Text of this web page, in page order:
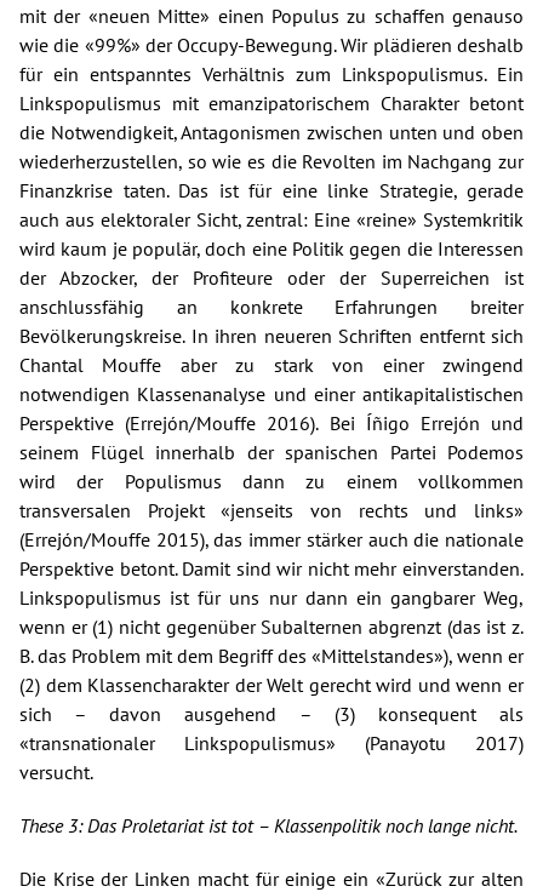
mit der «neuen Mitte» einen Populus zu schaffen genauso
wie die «99%» der Occupy-Bewegung. Wir plädieren deshalb
für ein entspanntes Verhältnis zum Linkspopulismus. Ein
Linkspopulismus mit emanzipatorischem Charakter betont
die Notwendigkeit, Antagonismen zwischen unten und oben
wiederherzustellen, so wie es die Revolten im Nachgang zur
Finanzkrise taten. Das ist für eine linke Strategie, gerade
auch aus elektoraler Sicht, zentral: Eine «reine» Systemkritik
wird kaum je populär, doch eine Politik gegen die Interessen
der Abzocker, der Profiteure oder der Superreichen ist
anschlussfähig an konkrete Erfahrungen breiter
Bevölkerungskreise. In ihren neueren Schriften entfernt sich
Chantal Mouffe aber zu stark von einer zwingend
notwendigen Klassenanalyse und einer antikapitalistischen
Perspektive (Errejón/Mouffe 2016). Bei Íñigo Errejón und
seinem Flügel innerhalb der spanischen Partei Podemos
wird der Populismus dann zu einem vollkommen
transversalen Projekt «jenseits von rechts und links»
(Errejón/Mouffe 2015), das immer stärker auch die nationale
Perspektive betont. Damit sind wir nicht mehr einverstanden.
Linkspopulismus ist für uns nur dann ein gangbarer Weg,
wenn er (1) nicht gegenüber Subalternen abgrenzt (das ist z.
B. das Problem mit dem Begriff des «Mittelstandes»), wenn er
(2) dem Klassencharakter der Welt gerecht wird und wenn er
sich – davon ausgehend – (3) konsequent als
«transnationaler Linkspopulismus» (Panayotu 2017)
versucht.
These 3: Das Proletariat ist tot – Klassenpolitik noch lange nicht.
Die Krise der Linken macht für einige ein «Zurück zur alten